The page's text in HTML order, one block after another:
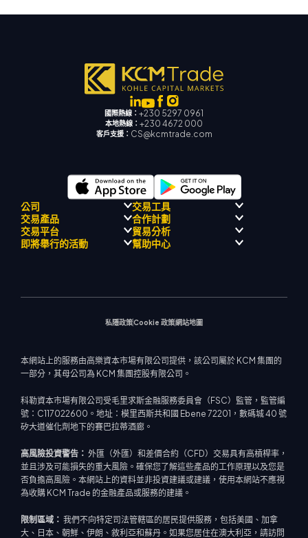
國際熱線： +230 5297 0961
本地熱線： +230 4672 000
客戶支援： CS@kcmtrade.com
公司
監理合規性
關於
飄移隊
交易工具
經濟日曆
交易產品
外匯
貴金屬
合作計劃
介紹經紀人計劃
交易平台 貿易分析
即將舉行的活動 幫助中心
私隱政策Cookie 政策網站地圖
本網站上的服務由高樂資本市場有限公司提供，該公司屬於 KCM 集團的
一部分，其母公司為 KCM 集團控股有限公司。
科勒資本市場有限公司受毛里求斯金融服務委員會（FSC）監管，監管編
號：C117022600。地址：模里西斯共和國 Ebene 72201，數碼城 40 號
矽大道催化劑地下的賽巴拉蒂酒廊。
高風險投資警告： 外匯（外匯）和差價合約（CFD）交易具有高槓桿率，
並且涉及可能損失的重大風險。確保您了解這些產品的工作原理以及您是
否負擔高風險。本網站上的資料並非投資建議或建議，使用本網站不應視
為收購 KCM Trade 的金融產品或服務的建議。
限制區域： 我們不向特定司法管轄區的居民提供服務，包括美國、加拿
大、日本、朝鮮、伊朗、敘利亞和蘇丹。如果您居住在澳大利亞，請訪問